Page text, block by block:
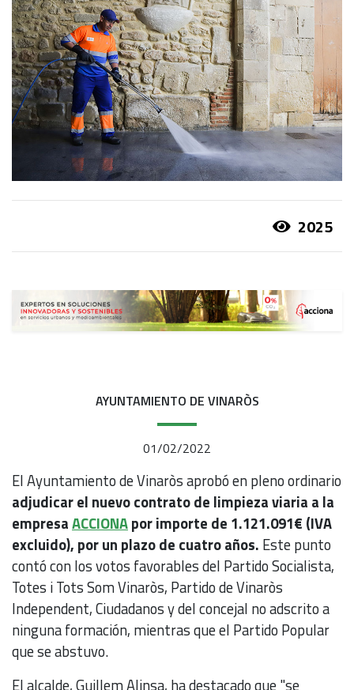
2025
AYUNTAMIENTO DE VINARÒS
01/02/2022
El Ayuntamiento de Vinaròs aprobó en pleno ordinario
adjudicar el nuevo contrato de limpieza viaria a la
empresaACCIONApor importe de 1.121.091€ (IVA
excluido), por un plazo de cuatro años. Este punto
contó con los votos favorables del Partido Socialista,
Totes i Tots Som Vinaròs, Partido de Vinaròs
Independent, Ciudadanos y del concejal no adscrito a
ninguna formación, mientras que el Partido Popular
que se abstuvo.
El alcalde, Guillem Alinsa, ha destacado que "se